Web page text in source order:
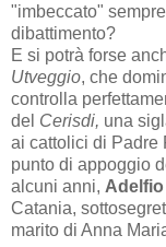
"imbeccato"
dibattimento?
E si potrà forse
Utveggio, che
controlla
del Cerisdi, una
ai cattolici di Padre
punto di appoggio
alcuni anni,
Catania,
marito di Anna